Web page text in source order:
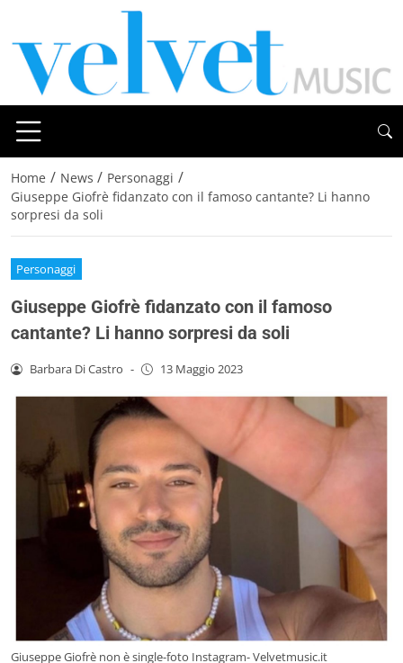
Home / News / Personaggi /
Giuseppe Giofrè fidanzato con il famoso cantante? Li hanno
sorpresi da soli
Personaggi
Giuseppe Giofrè fidanzato con il famoso
cantante? Li hanno sorpresi da soli
Barbara Di Castro - 13 Maggio 2023
Giuseppe Giofrè non è single-foto Instagram- Velvetmusic.it